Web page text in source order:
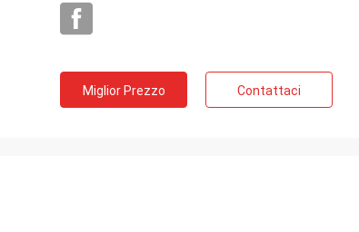
Miglior Prezzo Contattaci